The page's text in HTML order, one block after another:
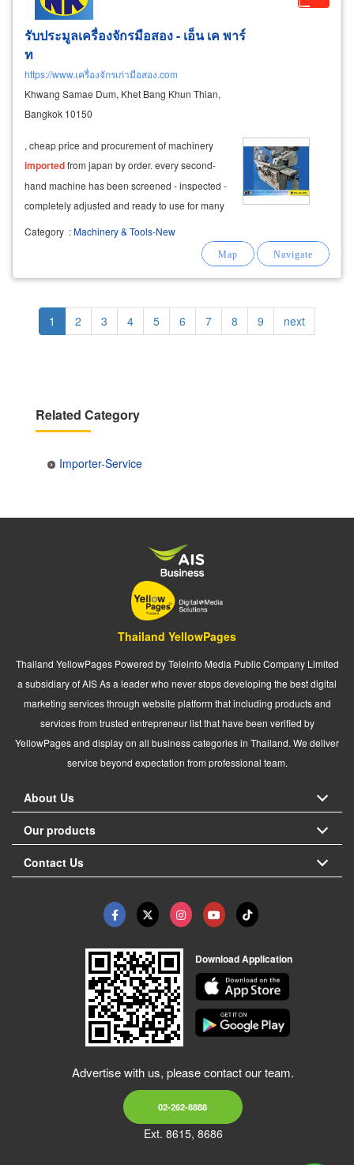
รับประมูลเครื่องจักรมือสอง - เอ็น เค พาร์
ท
https://www.เครื่องจักรเก่ามือสอง.com
Khwang Samae Dum, Khet Bang Khun Thian,
Bangkok 10150
, cheap price and procurement of machinery
importedfrom japan by order. every second-
hand machine has been screened - inspected -
completely adjusted and ready to use for many
service
Category :Machinery & Tools-New
Pagination
Current
page
1 Page
2 Page
3 Page
4 Page
5 Page
6 Page
7 Page
8 Page
9
Next
page
next
Related Category
Importer-Service
Thailand YellowPages
Thailand YellowPages Powered by Teleinfo Media Public Company Limited
a subsidiary of AIS As a leader who never stops developing the best digital
marketing services through website platform that including products and
services from trusted entrepreneur list that have been verified by
YellowPages and display on all business categories in Thailand. We deliver
service beyond expectation from professional team.
About Us
Our products
Contact Us
Download Application
Advertise with us, please contact our team.
02-262-8888
Ext. 8615, 8686